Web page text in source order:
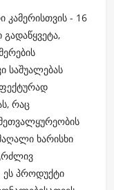
კამერისთვის - 16
საშუალებას
რაც
ხარისხი
ეს პროდუქტი